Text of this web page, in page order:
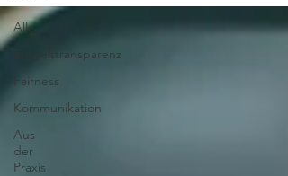
Alle
Entgelttransparenz
Fairness
Kommunikation
Aus
der
Praxis